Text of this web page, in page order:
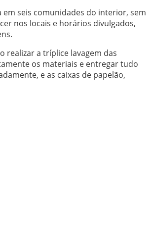
seis comunidades do interior, sem
nos locais e horários divulgados,
realizar a tríplice lavagem das
os materiais e entregar tudo
e as caixas de papelão,